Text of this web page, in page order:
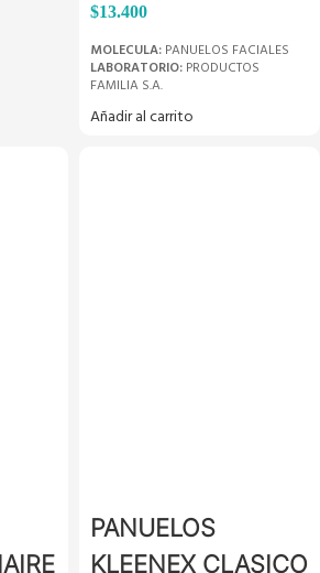
$13.400
MOLECULA: PANUELOS FACIALES
LABORATORIO: PRODUCTOS
FAMILIA S.A.
Añadir al carrito
PANUELOS
KLEENEX CLASICO